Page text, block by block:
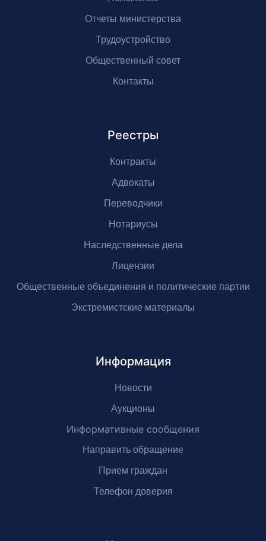
Отчеты министерства
Трудоустройство
Общественный совет
Контакты
Реестры
Контракты
Адвокаты
Переводчики
Нотариусы
Наследственные дела
Лицензии
Общественные объединения и политические партии
Экстремистские материалы
Информация
Новости
Аукционы
Информативные сообщения
Направить обращение
Прием граждан
Телефон доверия